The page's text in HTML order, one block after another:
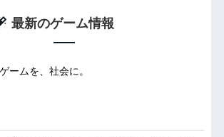
最新のゲーム情報
ゲームを、社会に。